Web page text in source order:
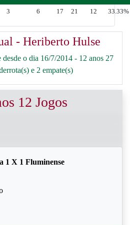
3 6 17 21 12 33.33%
- Heriberto Hulse
o dia 16/7/2014 - 12 anos 27
e 2 empate(s)
12 Jogos
1 X 1 Fluminense